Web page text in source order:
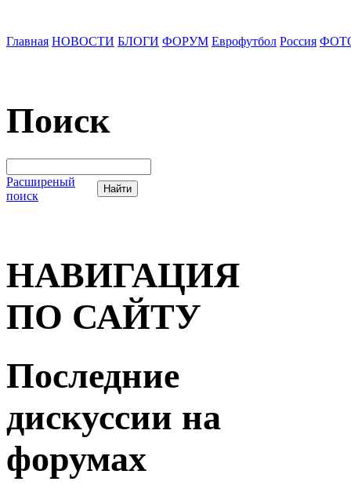
Главная НОВОСТИ БЛОГИ ФОРУМ Еврофутбол Россия
Поиск
Расширеный
поиск
НАВИГАЦИЯ
ПО САЙТУ
Последние
дискуссии на
форумах